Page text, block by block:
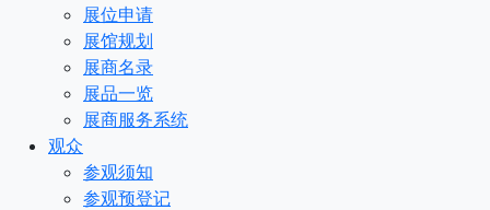
展位申请
展馆规划
展商名录
展品一览
展商服务系统
观众
参观须知
参观预登记